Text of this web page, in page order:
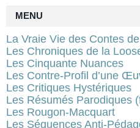
MENU
La Vraie Vie des Contes
Les Chroniques de la
Les Cinquante Nuances
Les Contre-Profil d’une
Les Critiques Hystériques
Les Résumés Parodiques
Les Rougon-Macquart
Les Séquences Anti-